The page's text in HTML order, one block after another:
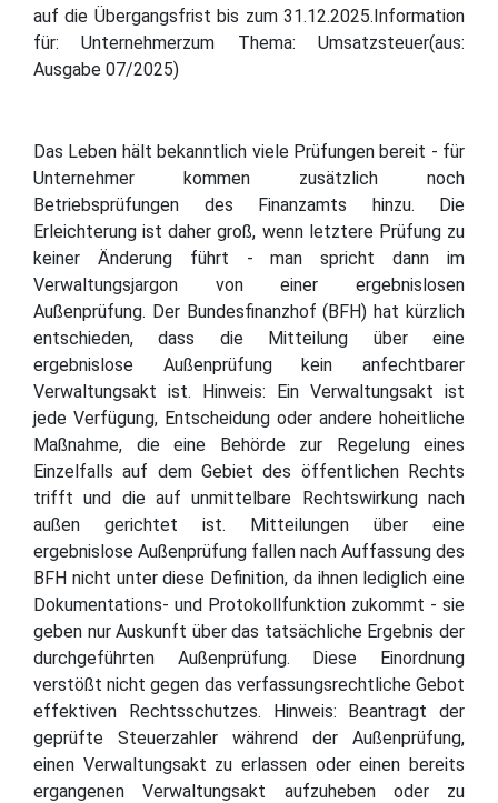
auf die Übergangsfrist bis zum 31.12.2025.Information
für: Unternehmerzum Thema: Umsatzsteuer(aus:
Ausgabe 07/2025)
Das Leben hält bekanntlich viele Prüfungen bereit - für
Unternehmer kommen zusätzlich noch
Betriebsprüfungen des Finanzamts hinzu. Die
Erleichterung ist daher groß, wenn letztere Prüfung zu
keiner Änderung führt - man spricht dann im
Verwaltungsjargon von einer ergebnislosen
Außenprüfung. Der Bundesfinanzhof (BFH) hat kürzlich
entschieden, dass die Mitteilung über eine
ergebnislose Außenprüfung kein anfechtbarer
Verwaltungsakt ist. Hinweis: Ein Verwaltungsakt ist
jede Verfügung, Entscheidung oder andere hoheitliche
Maßnahme, die eine Behörde zur Regelung eines
Einzelfalls auf dem Gebiet des öffentlichen Rechts
trifft und die auf unmittelbare Rechtswirkung nach
außen gerichtet ist. Mitteilungen über eine
ergebnislose Außenprüfung fallen nach Auffassung des
BFH nicht unter diese Definition, da ihnen lediglich eine
Dokumentations- und Protokollfunktion zukommt - sie
geben nur Auskunft über das tatsächliche Ergebnis der
durchgeführten Außenprüfung. Diese Einordnung
verstößt nicht gegen das verfassungsrechtliche Gebot
effektiven Rechtsschutzes. Hinweis: Beantragt der
geprüfte Steuerzahler während der Außenprüfung,
einen Verwaltungsakt zu erlassen oder einen bereits
ergangenen Verwaltungsakt aufzuheben oder zu